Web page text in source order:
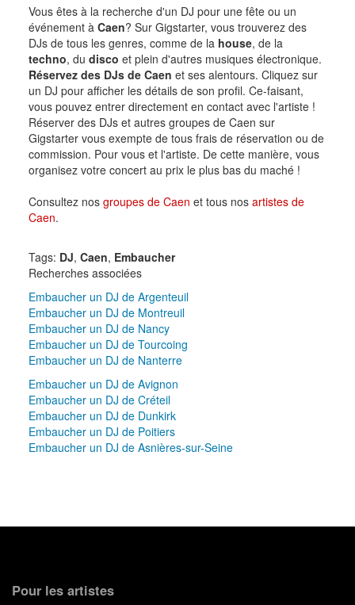
Vous êtes à la recherche d'un DJ pour une fête ou un
événement à Caen? Sur Gigstarter, vous trouverez des
DJs de tous les genres, comme de la house, de la
techno, du disco et plein d'autres musiques électronique.
Réservez des DJs de Caen et ses alentours. Cliquez sur
un DJ pour afficher les détails de son profil. Ce-faisant,
vous pouvez entrer directement en contact avec l'artiste !
Réserver des DJs et autres groupes de Caen sur
Gigstarter vous exempte de tous frais de réservation ou de
commission. Pour vous et l'artiste. De cette manière, vous
organisez votre concert au prix le plus bas du maché !
Consultez nos groupes de Caen et tous nos artistes de
Caen.
Tags: DJ, Caen, Embaucher
Recherches associées
Embaucher un DJ de Argenteuil
Embaucher un DJ de Montreuil
Embaucher un DJ de Nancy
Embaucher un DJ de Tourcoing
Embaucher un DJ de Nanterre
Embaucher un DJ de Avignon
Embaucher un DJ de Créteil
Embaucher un DJ de Dunkirk
Embaucher un DJ de Poitiers
Embaucher un DJ de Asnières-sur-Seine
Pour les artistes